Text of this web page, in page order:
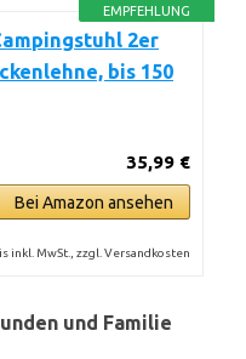
EMPFEHLUNG
2er
bis 150
35,99 €
Bei Amazon ansehen
inkl. MwSt., zzgl. Versandkosten
und Familie